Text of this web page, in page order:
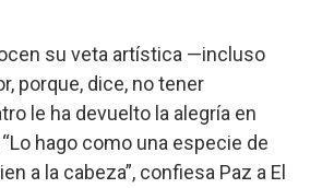
su veta artística —incluso
porque, dice, no tener
le ha devuelto la alegría en
hago como una especie de
a la cabeza”, confiesa Paz a El